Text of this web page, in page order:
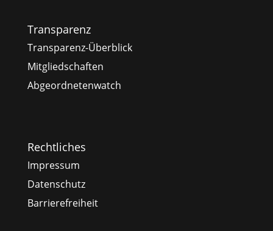
Transparenz
Transparenz-Überblick
Mitgliedschaften
Abgeordnetenwatch
Rechtliches
Impressum
Datenschutz
Barrierefreiheit